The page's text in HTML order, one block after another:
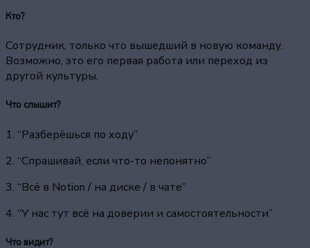
Кто?
Сотрудник, только что вышедший в новую команду.
Возможно, это его первая работа или переход из
другой культуры.
Что слышит?
1. “Разберёшься по ходу”
2. “Спрашивай, если что-то непонятно”
3. “Всё в Notion / на диске / в чате”
4. “У нас тут всё на доверии и самостоятельности”
Что видит?